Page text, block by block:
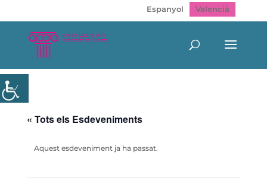
Espanyol Valencià
« Tots els Esdeveniments
Aquest esdeveniment ja ha passat.